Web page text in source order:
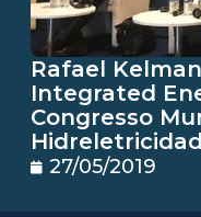
Rafael
Integrated
Congresso
27/05/2019